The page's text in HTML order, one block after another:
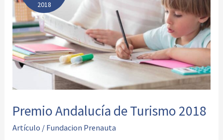
2018
Premio Andalucía de Turismo 2018
Artículo / Fundacion Prenauta